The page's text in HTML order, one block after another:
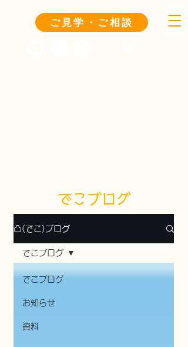
ご見学・ご相談
でこブログ
凸(でこ)ブログ
でこブログ
お知らせ
資料
でこブログ